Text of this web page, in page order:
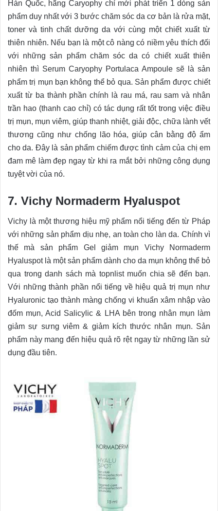
Hàn Quốc, hãng Caryophy chỉ mới phát triển 1 dòng sản
phẩm duy nhất với 3 bước chăm sóc da cơ bản là rửa mặt,
toner và tinh chất dưỡng da với cùng một chiết xuất từ
thiên nhiên. Nếu bạn là một cô nàng có niềm yêu thích đối
với những sản phẩm chăm sóc da có chiết xuất thiên
nhiên thì Serum Caryophy Portulaca Ampoule sẽ là sản
phẩm trị mụn bạn không thể bỏ qua. Sản phẩm được chiết
xuất từ ba thành phần chính là rau má, rau sam và nhân
trần hao (thanh cao chỉ) có tác dụng rất tốt trong việc điều
trị mụn, mụn viêm, giúp thanh nhiệt, giải độc, chữa lành vết
thương cũng như chống lão hóa, giúp cân bằng độ ẩm
cho da. Đây là sản phẩm chiếm được tình cảm của chị em
đam mê làm đẹp ngay từ khi ra mắt bởi những công dụng
tuyệt vời của nó.
7. Vichy Normaderm Hyaluspot
Vichy là một thương hiệu mỹ phẩm nổi tiếng đến từ Pháp
với những sản phẩm dịu nhẹ, an toàn cho làn da. Chính vì
thế mà sản phẩm Gel giảm mụn Vichy Normaderm
Hyaluspot là một sản phẩm dành cho da mụn không thể bỏ
qua trong danh sách mà topnlist muốn chia sẽ đến bạn.
Với những thành phần nổi tiếng về hiệu quả trị mụn như
Hyaluronic tạo thành màng chống vi khuẩn xâm nhập vào
đốm mụn, Acid Salicylic & LHA bên trong nhân mụn làm
giảm sự sưng viêm & giảm kích thước nhân mụn. Sản
phẩm này mang đến hiệu quả rõ rệt ngay từ những lần sử
dụng đầu tiên.